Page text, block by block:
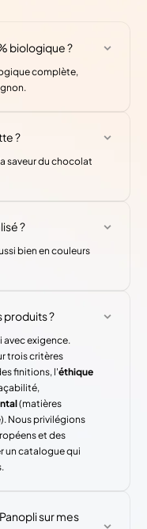
biologique ?
complète,
?
saveur du chocolat
?
bien en couleurs
produits ?
avec exigence.
trois critères
finitions, l'éthique
(matières
Nous privilégions
et des
un catalogue qui
sur mes